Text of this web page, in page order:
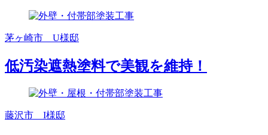
茅ヶ崎市 U様邸
低汚染遮熱塗料で美観を維持！
藤沢市 I様邸